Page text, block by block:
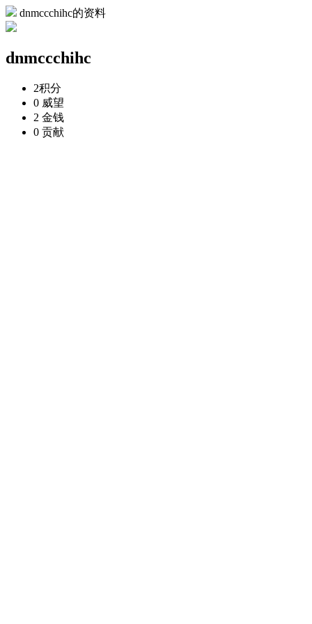
dnmccchihc的资料
dnmccchihc
2积分
0 威望
2 金钱
0 贡献